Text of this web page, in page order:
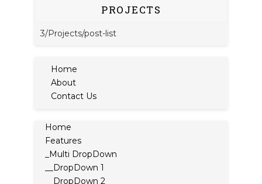
PROJECTS
3/Projects/post-list
Home
About
Contact Us
Home
Features
_Multi DropDown
__DropDown 1
__DropDown 2